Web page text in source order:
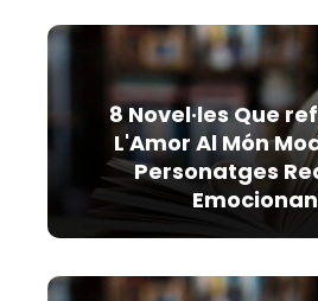
8 Novel·les Que
L'Amor Al Món
Personatges